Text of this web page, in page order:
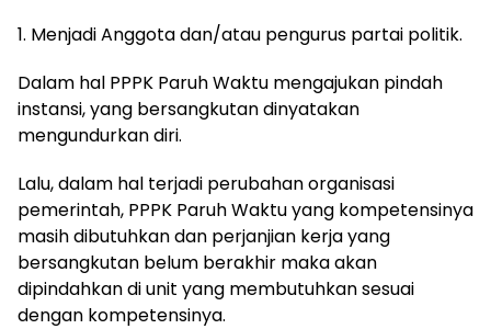
1. Menjadi Anggota dan/atau pengurus partai politik.
Dalam hal PPPK Paruh Waktu mengajukan pindah
instansi, yang bersangkutan dinyatakan
mengundurkan diri.
Lalu, dalam hal terjadi perubahan organisasi
pemerintah, PPPK Paruh Waktu yang kompetensinya
masih dibutuhkan dan perjanjian kerja yang
bersangkutan belum berakhir maka akan
dipindahkan di unit yang membutuhkan sesuai
dengan kompetensinya.